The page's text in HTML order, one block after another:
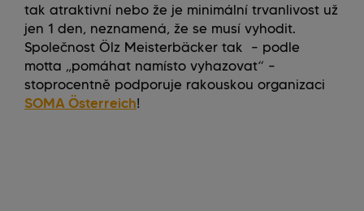
tak atraktivní nebo že je minimální trvanlivost už
jen 1 den, neznamená, že se musí vyhodit.
Společnost Ölz Meisterbäcker tak – podle
motta „pomáhat namísto vyhazovat“ –
stoprocentně podporuje rakouskou organizaci
SOMA Österreich!